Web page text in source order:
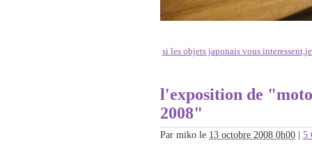
si les objets japonais vous
l'exposition de
2008"
Par miko le 13 octobre 2008 0h00 | 5